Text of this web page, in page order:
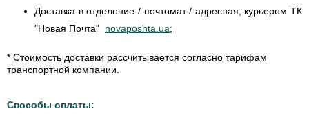
Доставка в отделение / почтомат / адресная, курьером ТК
"Новая Почта" novaposhta.ua;
* Стоимость доставки рассчитывается согласно тарифам
транспортной компании.
Способы оплаты: